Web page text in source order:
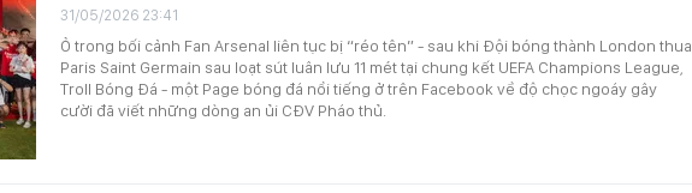
31/05/2026 23:41
Ỏ trong bối cảnh Fan Arsenal liên tục bị “réo tên” - sau khi Đội bóng thành London thua
Paris Saint Germain sau loạt sút luân lưu 11 mét tại chung kết UEFA Champions League,
Troll Bóng Đá - một Page bóng đá nổi tiếng ở trên Facebook về độ chọc ngoáy gây
cười đã viết những dòng an ủi CĐV Pháo thủ.